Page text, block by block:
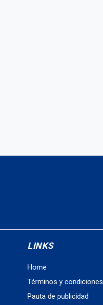
LINKS
Home
Términos y condiciones
Pauta de publicidad